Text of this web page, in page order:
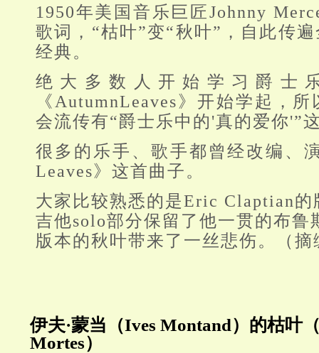
1950年美国音乐巨匠Johnny
歌词，“枯叶”变“秋叶”，自此传
经典。
绝大多数人开始学习爵士
《AutumnLeaves》开始学起，
会流传有“爵士乐中的'真的爱你'”
很多的乐手、歌手都曾经改编、
Leaves》这首曲子。
大家比较熟悉的是Eric Claptian的
吉他solo部分保留了他一贯的布鲁
版本的秋叶带来了一丝悲伤。（摘
伊夫·蒙当（Ives Montand）的枯叶
Mortes）